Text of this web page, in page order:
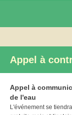
Appel à
Appel à
de l'eau
L'événement se